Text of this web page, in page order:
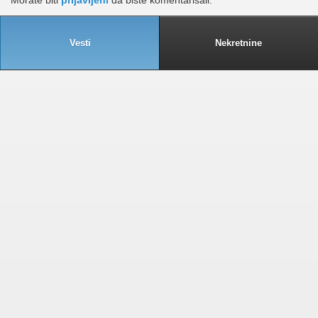
Vesti Nekretnine